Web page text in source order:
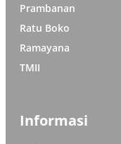
Prambanan
Ratu Boko
Ramayana
TMII
Informasi